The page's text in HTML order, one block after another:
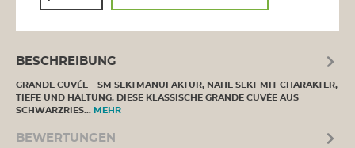
BESCHREIBUNG
GRANDE CUVÉE – SM SEKTMANUFAKTUR, NAHE SEKT MIT CHARAKTER,
TIEFE UND HALTUNG. DIESE KLASSISCHE GRANDE CUVÉE AUS
SCHWARZRIES… MEHR
BEWERTUNGEN